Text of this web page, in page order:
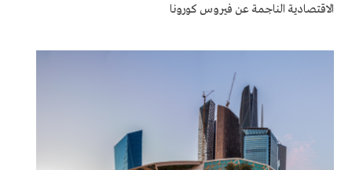
الاقتصادية الناجمة عن فيروس كورونا